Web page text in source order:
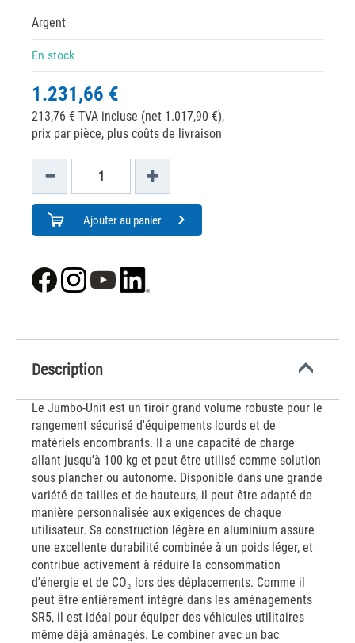
Argent
En stock
1.231,66 €
213,76 € TVA incluse (net 1.017,90 €),
prix par pièce, plus coûts de livraison
Ajouter au panier
Description
Le Jumbo-Unit est un tiroir grand volume robuste pour le
rangement sécurisé d'équipements lourds et de
matériels encombrants. Il a une capacité de charge
allant jusqu'à 100 kg et peut être utilisé comme solution
sous plancher ou autonome. Disponible dans une grande
variété de tailles et de hauteurs, il peut être adapté de
manière personnalisée aux exigences de chaque
utilisateur. Sa construction légère en aluminium assure
une excellente durabilité combinée à un poids léger, et
contribue activement à réduire la consommation
d'énergie et de CO₂ lors des déplacements. Comme il
peut être entièrement intégré dans les aménagements
SR5, il est idéal pour équiper des véhicules utilitaires
même déjà aménagés. Le combiner avec un bac